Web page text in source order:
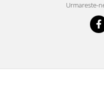
Urmareste-